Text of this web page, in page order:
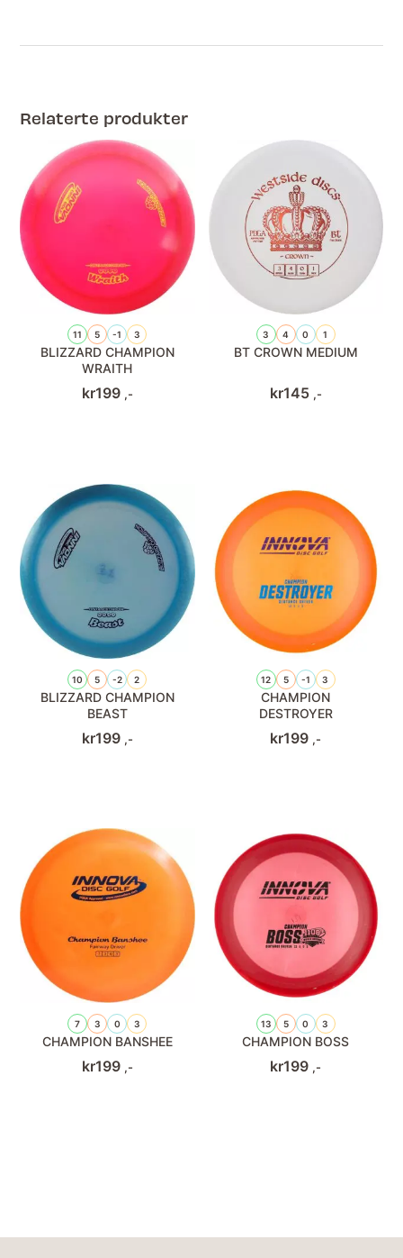
Relaterte produkter
11 5 -1 3
BLIZZARD CHAMPION
WRAITH
kr199 ,-
3 4 0 1
BT CROWN MEDIUM
kr145 ,-
10 5 -2 2
BLIZZARD CHAMPION
BEAST
kr199 ,-
12 5 -1 3
CHAMPION
DESTROYER
kr199 ,-
7 3 0 3
CHAMPION BANSHEE
kr199 ,-
13 5 0 3
CHAMPION BOSS
kr199 ,-